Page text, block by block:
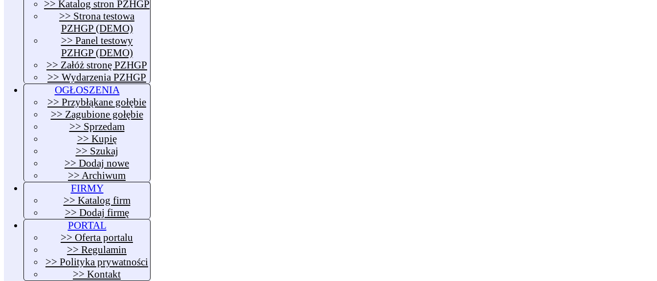
>> Katalog stron PZHGP
>> Strona testowa
PZHGP (DEMO)
>> Panel testowy
PZHGP (DEMO)
>> Załóż stronę PZHGP
>> Wydarzenia PZHGP
OGŁOSZENIA
>> Przybłąkane gołębie
>> Zagubione gołębie
>> Sprzedam
>> Kupię
>> Szukaj
>> Dodaj nowe
>> Archiwum
FIRMY
>> Katalog firm
>> Dodaj firmę
PORTAL
>> Oferta portalu
>> Regulamin
>> Polityka prywatności
>> Kontakt